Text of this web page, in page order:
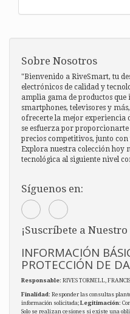
Sobre Nosotros
"Bienvenido a RiveSmart, tu
electrónicos de calidad y
amplia gama de productos
smartphones, televisores y
ofrecerte la mejor experiencia
se esfuerza por
precios competitivos, junto
Explora nuestra colección hoy
tecnológica al siguiente nivel
Síguenos en:
¡Suscríbete a
INFORMACIÓN
PROTECCIÓN DE
Responsable: RIVES TORNELL,
Finalidad: Responder las consultas
información solicitada;Legitimación:
Solo se realizan cesiones si existe una